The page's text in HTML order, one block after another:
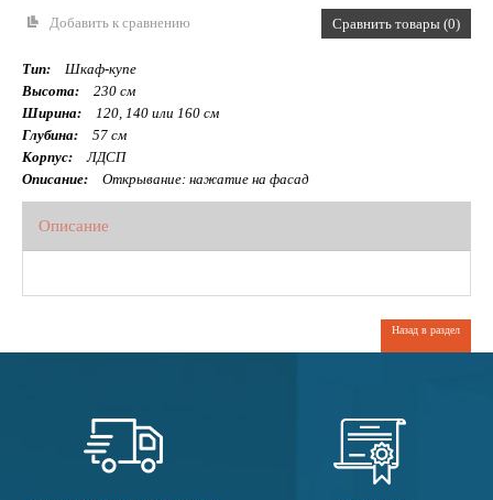
Добавить к сравнению Сравнить товары (0)
Тип:
Шкаф-купе
Высота:
230 см
Ширина:
120, 140 или 160 см
Глубина:
57 см
Корпус:
ЛДСП
Описание:
Открывание: нажатие на фасад
Описание
Назад в раздел